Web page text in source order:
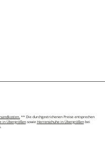
** Die durchgestrichenen Preise entsprechen
in Übergrößensowie Herrenschuhe in Übergrößenbei